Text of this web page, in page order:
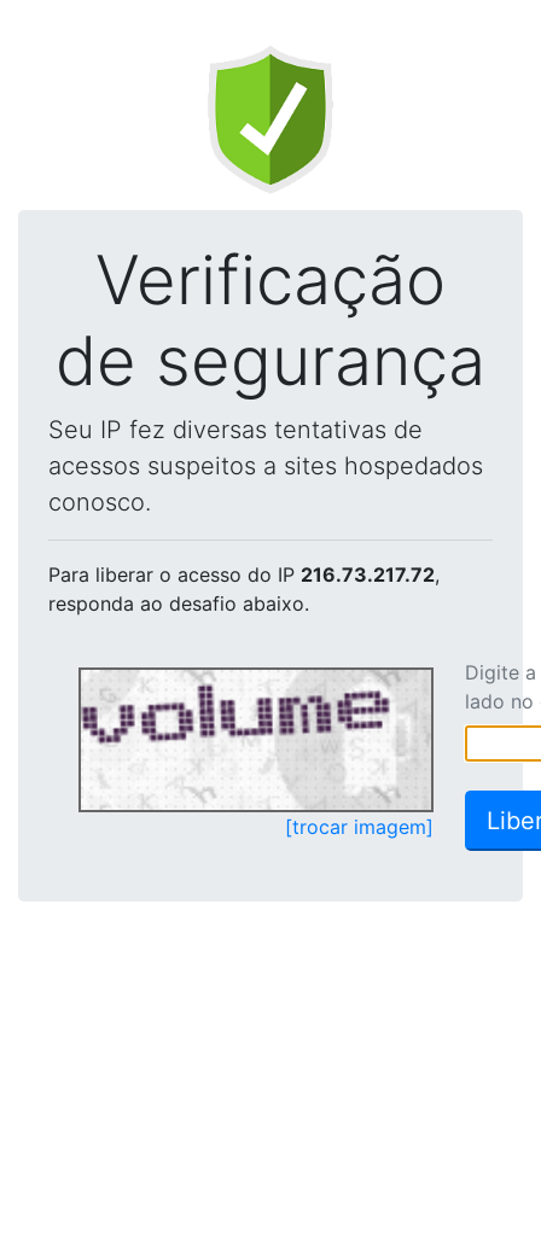
Verificação
de segurança
Seu IP fez diversas tentativas de
acessos suspeitos a sites hospedados
conosco.
Para liberar o acesso do IP 216.73.217.72,
responda ao desafio abaixo.
[trocar imagem]
Digite
lado no